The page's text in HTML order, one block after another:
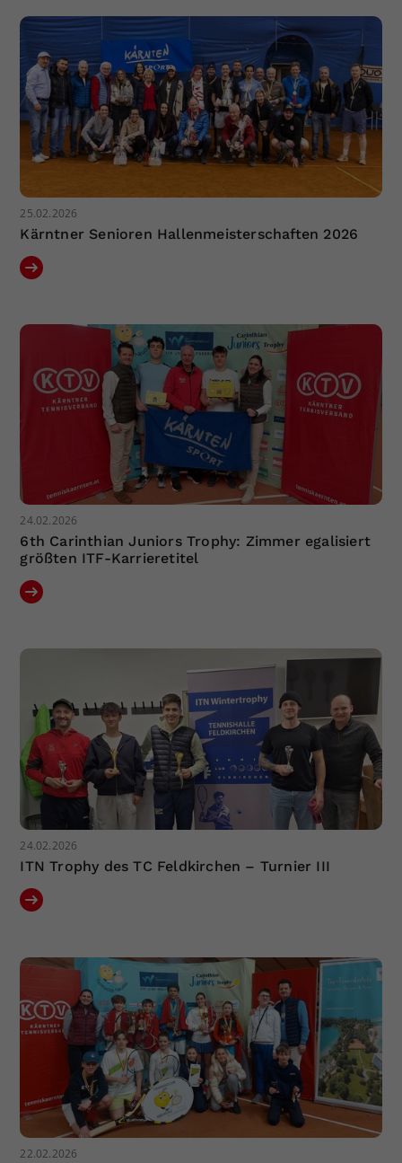
25.02.2026
Kärntner Senioren Hallenmeisterschaften 2026
24.02.2026
6th Carinthian Juniors Trophy: Zimmer egalisiert
größten ITF-Karrieretitel
24.02.2026
ITN Trophy des TC Feldkirchen – Turnier III
22.02.2026